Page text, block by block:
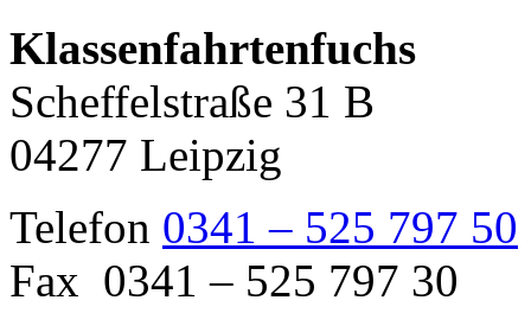
Klassenfahrtenfuchs
Scheffelstraße 31 B
04277 Leipzig
Telefon 0341 – 525 797 50
Fax 0341 – 525 797 30